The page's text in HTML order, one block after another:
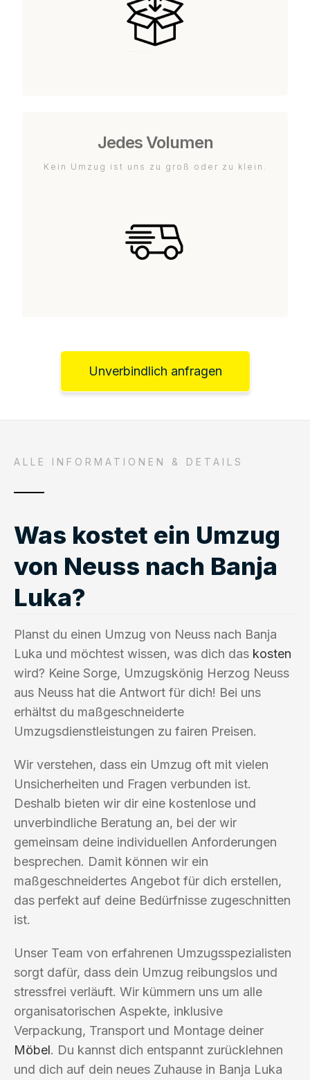
Jedes Volumen
Kein Umzug ist uns zu groß oder zu klein.
Unverbindlich anfragen
ALLE INFORMATIONEN & DETAILS
Was kostet ein Umzug
von Neuss nach Banja
Luka?
Planst du einen Umzug von Neuss nach Banja
Luka und möchtest wissen, was dich das kosten
wird? Keine Sorge, Umzugskönig Herzog Neuss
aus Neuss hat die Antwort für dich! Bei uns
erhältst du maßgeschneiderte
Umzugsdienstleistungen zu fairen Preisen.
Wir verstehen, dass ein Umzug oft mit vielen
Unsicherheiten und Fragen verbunden ist.
Deshalb bieten wir dir eine kostenlose und
unverbindliche Beratung an, bei der wir
gemeinsam deine individuellen Anforderungen
besprechen. Damit können wir ein
maßgeschneidertes Angebot für dich erstellen,
das perfekt auf deine Bedürfnisse zugeschnitten
ist.
Unser Team von erfahrenen Umzugsspezialisten
sorgt dafür, dass dein Umzug reibungslos und
stressfrei verläuft. Wir kümmern uns um alle
organisatorischen Aspekte, inklusive
Verpackung, Transport und Montage deiner
Möbel. Du kannst dich entspannt zurücklehnen
und dich auf dein neues Zuhause in Banja Luka